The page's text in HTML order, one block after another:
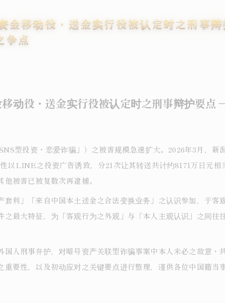
金移动役・送金实行役被认定时之刑事
争点
动役・送金实行役被认定时之刑事辩护要
型投资・恋爱诈骗」）之被害规模急速扩大。2026年3月，
以LINE之投资广告诱致，分21次让其转送共计约8171万日元
被害已被复数次再逮捕。
利」「来自中国本土送金之合法变换业务」之认识参加，于
最大特征，为「客观行为之外观」与「本人主观认识」之间
人刑事弁护，对暗号资产关联型诈骗事案中本人未必之故意
要性，以及初动应对之关键要点进行整理，谨供各位中国籍当